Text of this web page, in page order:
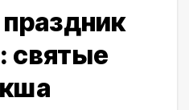
святые